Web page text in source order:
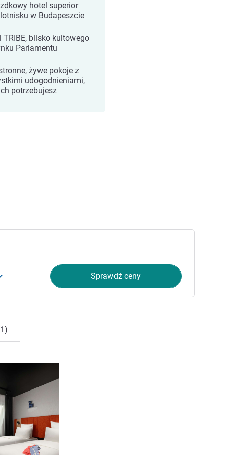
hotel superior
w Budapeszcie
TRIBE, blisko kultowego
Parlamentu
żywe pokoje z
udogodnieniami,
potrzebujesz
Sprawdź ceny